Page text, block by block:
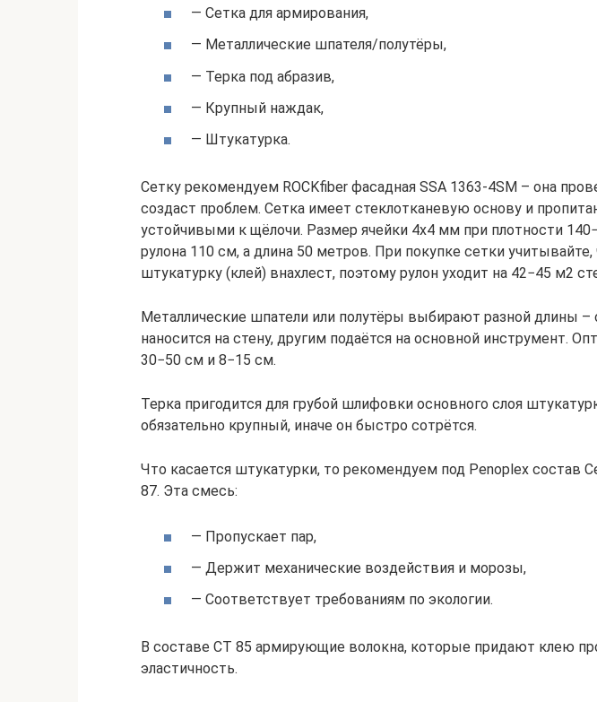
— Сетка для армирования,
— Металлические шпателя/полутёры,
— Терка под абразив,
— Крупный наждак,
— Штукатурка.
Сетку рекомендуем ROCKfiber фасадная SSA 1363-4SM – она
создаст проблем. Сетка имеет стеклотканевую основу и
устойчивыми к щёлочи. Размер ячейки 4х4 мм при плотности
рулона 110 см, а длина 50 метров. При покупке сетки учитывайте,
штукатурку (клей) внахлест, поэтому рулон уходит на 42−45 м2
Металлические шпатели или полутёры выбирают разной длины –
наносится на стену, другим подаётся на основной инструмент.
30−50 см и 8−15 см.
Терка пригодится для грубой шлифовки основного слоя
обязательно крупный, иначе он быстро сотрётся.
Что касается штукатурки, то рекомендуем под Penoplex состав
87. Эта смесь:
— Пропускает пар,
— Держит механические воздействия и морозы,
— Соответствует требованиям по экологии.
В составе CT 85 армирующие волокна, которые придают клею
эластичность.